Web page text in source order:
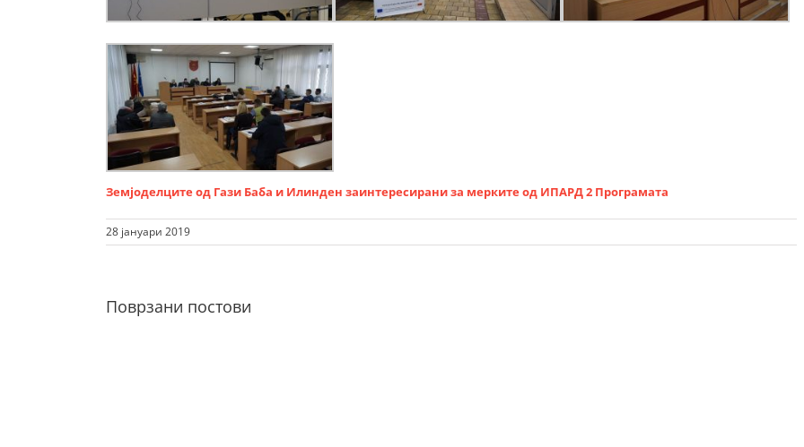
Земјоделците од Гази Баба и Илинден заинтересирани за мерките од ИПАРД 2 Програмата
28 јануари 2019
Поврзани постови